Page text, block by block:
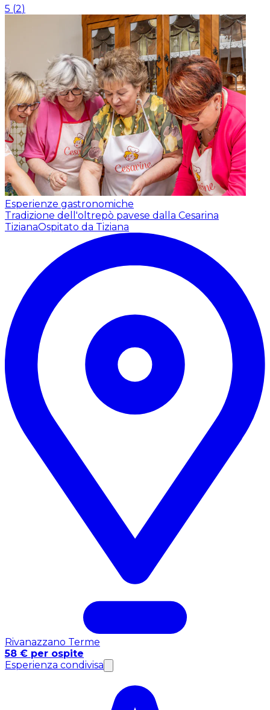
5 (2)
Esperienze gastronomiche
Tradizione dell'oltrepò pavese dalla Cesarina
TizianaOspitato da Tiziana
Rivanazzano Terme
58 € per ospite
Esperienza condivisa